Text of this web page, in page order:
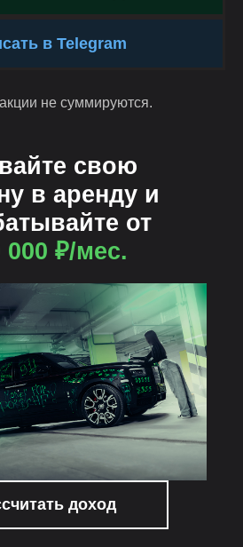
в Telegram
не суммируются.
свою
в аренду и
от
000 ₽/мес.
доход